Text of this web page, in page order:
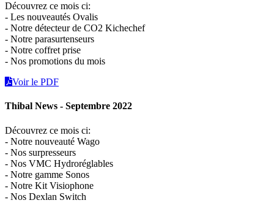
Découvrez ce mois ci:
- Les nouveautés Ovalis
- Notre détecteur de CO2 Kichechef
- Notre parasurtenseurs
- Notre coffret prise
- Nos promotions du mois
Voir le PDF
Thibal News - Septembre 2022
Découvrez ce mois ci:
- Notre nouveauté Wago
- Nos surpresseurs
- Nos VMC Hydroréglables
- Notre gamme Sonos
- Notre Kit Visiophone
- Nos Dexlan Switch